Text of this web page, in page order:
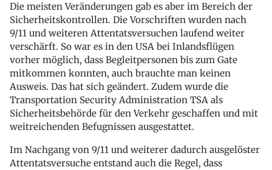
Die meisten Veränderungen gab es aber im Bereich der
Sicherheitskontrollen. Die Vorschriften wurden nach
9/11 und weiteren Attentatsversuchen laufend weiter
verschärft. So war es in den USA bei Inlandsflügen
vorher möglich, dass Begleitpersonen bis zum Gate
mitkommen konnten, auch brauchte man keinen
Ausweis. Das hat sich geändert. Zudem wurde die
Transportation Security Administration TSA als
Sicherheitsbehörde für den Verkehr geschaffen und mit
weitreichenden Befugnissen ausgestattet.
Im Nachgang von 9/11 und weiterer dadurch ausgelöster
Attentatsversuche entstand auch die Regel, dass